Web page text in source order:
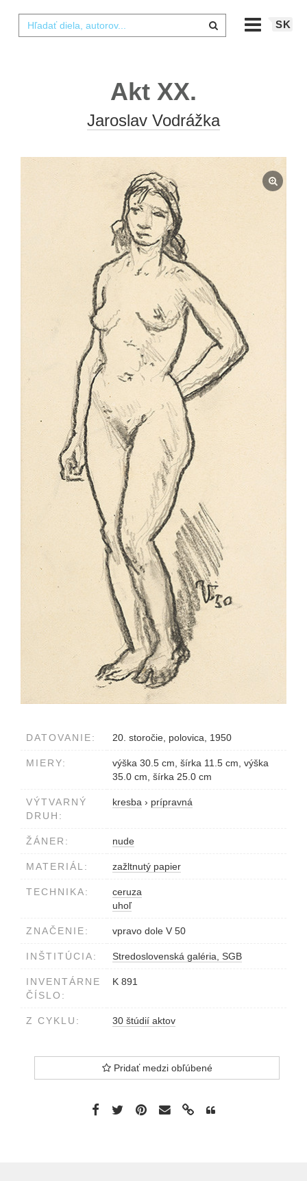
SK
Akt XX.
Jaroslav Vodrážka
DATOVANIE: 20. storočie, polovica, 1950
MIERY:
výška 30.5 cm, šírka 11.5 cm, výška
35.0 cm, šírka 25.0 cm
VÝTVARNÝ
DRUH:
kresba › prípravná
ŽÁNER: nude
MATERIÁL: zažltnutý papier
TECHNIKA:
ceruza
uhoľ
ZNAČENIE: vpravo dole V 50
INŠTITÚCIA: Stredoslovenská galéria, SGB
INVENTÁRNE
ČÍSLO:
K 891
Z CYKLU: 30 štúdií aktov
Pridať medzi obľúbené